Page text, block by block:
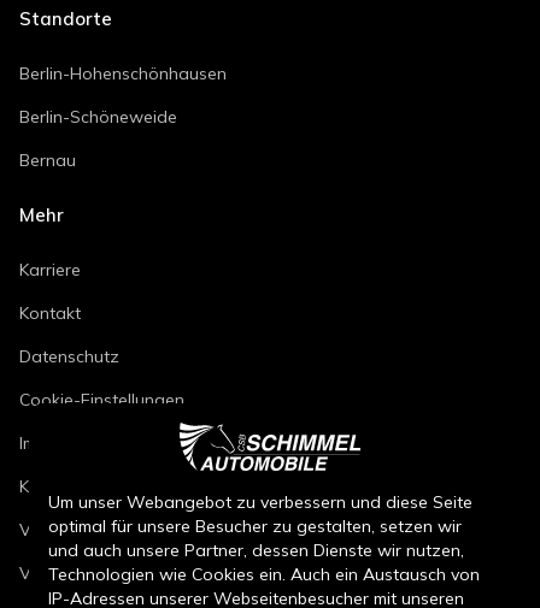
Standorte
Berlin-Hohenschönhausen
Berlin-Schöneweide
Bernau
Mehr
Karriere
Kontakt
Datenschutz
Cookie-Einstellungen
Impressum
Kfz-Reparaturbedingungen
Verkaufsbedingungen Neuwagen
Verkaufsbedingungen Gebrauchtwagen
Um unser Webangebot zu verbessern und diese Seite
optimal für unsere Besucher zu gestalten, setzen wir
und auch unsere Partner, dessen Dienste wir nutzen,
Technologien wie Cookies ein. Auch ein Austausch von
IP-Adressen unserer Webseitenbesucher mit unseren